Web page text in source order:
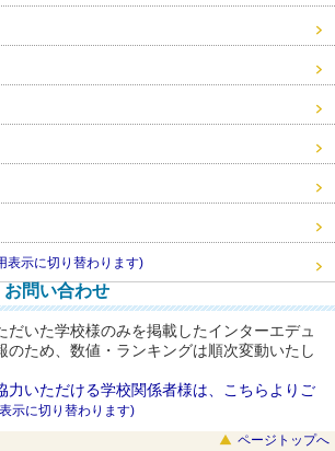
表示に切り替わります)
問い合わせ
だいた学校様のみを掲載したインターエデュ
のため、数値・ランキングは順次変動いたし
いただける学校関係者様は、こちらよりご
示に切り替わります)
ページトップへ